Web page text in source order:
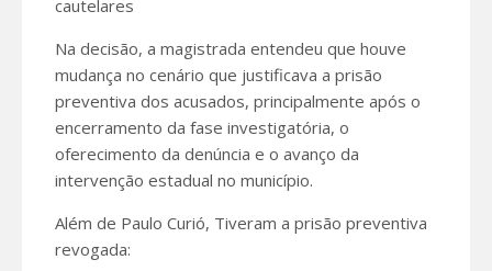
cautelares
Na decisão, a magistrada entendeu que houve
mudança no cenário que justificava a prisão
preventiva dos acusados, principalmente após o
encerramento da fase investigatória, o
oferecimento da denúncia e o avanço da
intervenção estadual no município.
Além de Paulo Curió, Tiveram a prisão preventiva
revogada: